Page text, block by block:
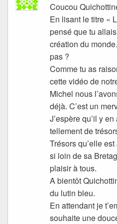
Coucou
En lisant le titre «
pensé que tu
création du
pas ?
Comme tu as
cette vidéo de
Michel nous
déjà. C’est un
J’espère qu’il y
tellement de
Trésors qu’elle
si loin de sa
plaisir à tous.
A bientôt
du lutin bleu.
En attendant je
souhaite une